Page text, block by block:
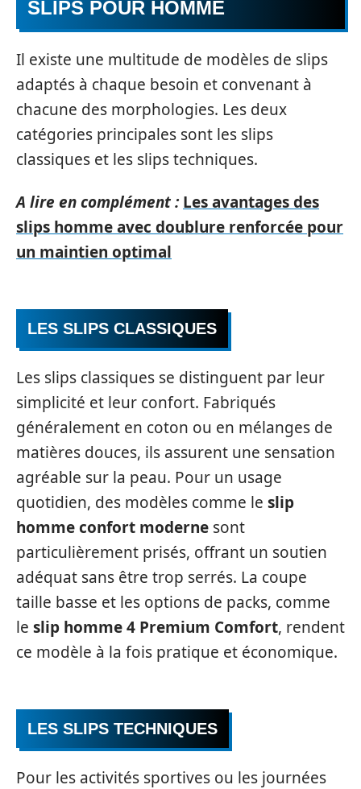
SLIPS POUR HOMME
Il existe une multitude de modèles de slips
adaptés à chaque besoin et convenant à
chacune des morphologies. Les deux
catégories principales sont les slips
classiques et les slips techniques.
A lire en complément : Les avantages des
slips homme avec doublure renforcée pour
un maintien optimal
LES SLIPS CLASSIQUES
Les slips classiques se distinguent par leur
simplicité et leur confort. Fabriqués
généralement en coton ou en mélanges de
matières douces, ils assurent une sensation
agréable sur la peau. Pour un usage
quotidien, des modèles comme le slip
homme confort moderne sont
particulièrement prisés, offrant un soutien
adéquat sans être trop serrés. La coupe
taille basse et les options de packs, comme
le slip homme 4 Premium Comfort, rendent
ce modèle à la fois pratique et économique.
LES SLIPS TECHNIQUES
Pour les activités sportives ou les journées